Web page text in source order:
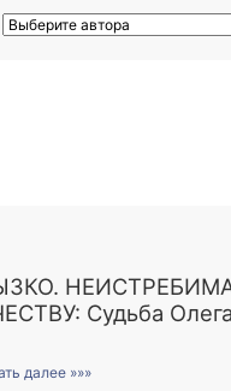
Судьба Олега
далее »»»